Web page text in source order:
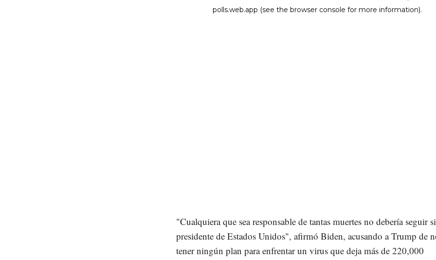
"Cualquiera que sea responsable de tantas muertes no debería seguir
presidente de Estados Unidos", afirmó Biden, acusando a Trump de
tener ningún plan para enfrentar un virus que deja más de 220,000